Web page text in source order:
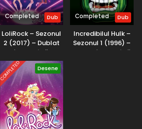
Completed Dub
LoliRock – Sezonul
2 (2017) – Dublat
în Română
Completed Dub
Incredibilul Hulk –
Sezonul 1 (1996) –
Dublat în Română
COMPLETED Desene